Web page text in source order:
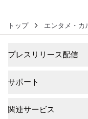
トップ エンタメ・カ
プレスリリース配信
サポート
関連サービス